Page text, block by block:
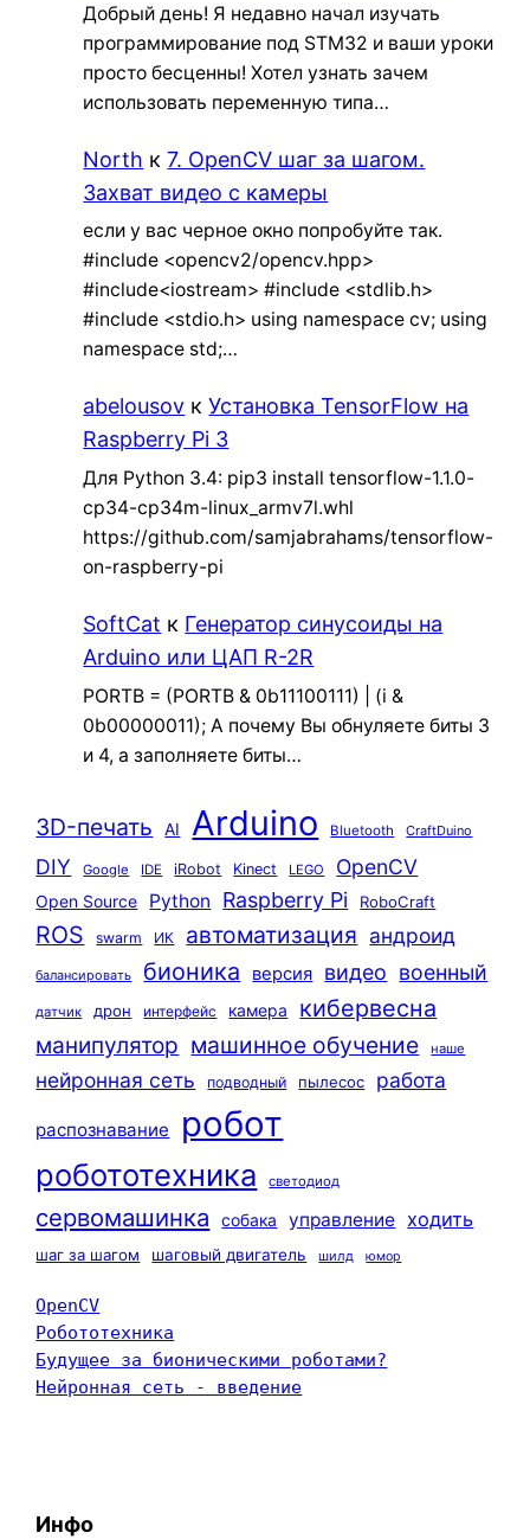
Добрый день! Я недавно начал изучать
программирование под STM32 и ваши уроки
просто бесценны! Хотел узнать зачем
использовать переменную типа…
North к7. OpenCV шаг за шагом.
Захват видео с камеры
если у вас черное окно попробуйте так.
#include <opencv2/opencv.hpp>
#include<iostream> #include <stdlib.h>
#include <stdio.h> using namespace cv; using
namespace std;…
abelousov кУстановка TensorFlow на
Raspberry Pi 3
Для Python 3.4: pip3 install tensorflow-1.1.0-
cp34-cp34m-linux_armv7l.whl
https://github.com/samjabrahams/tensorflow-
on-raspberry-pi
SoftCat к Генератор синусоиды на
Arduino или ЦАП R-2R
PORTB = (PORTB & 0b11100111) | (i &
0b00000011); А почему Вы обнуляете биты 3
и 4, а заполняете биты…
3D-печать AI Arduino Bluetooth CraftDuino
DIY Google IDE iRobot Kinect LEGO OpenCV
Open Source Python Raspberry Pi RoboCraft
ROS swarm ИК автоматизация андроид
балансировать бионика версия видео военный
датчик дрон интерфейс камера кибервесна
манипулятор машинное обучение наше
нейронная сеть подводный пылесос работа
распознавание робот
робототехника светодиод
сервомашинка собака управление ходить
шаг за шагом шаговый двигатель шилд юмор
OpenCV
Робототехника
Будущее за бионическими роботами?
Нейронная сеть - введение
Инфо